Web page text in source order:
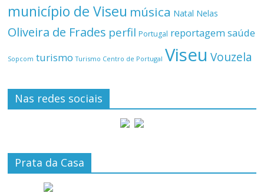
município de Viseu música Natal Nelas
Oliveira de Frades perfil Portugal reportagemsaúde
Sopcom turismo Turismo Centro de Portugal Viseu Vouzela
Nas redes sociais
Prata da Casa